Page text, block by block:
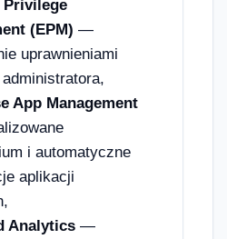
Privilege
(EPM) —
uprawnieniami
administratora,
App Management
i automatyczne
aplikacji
Analytics —